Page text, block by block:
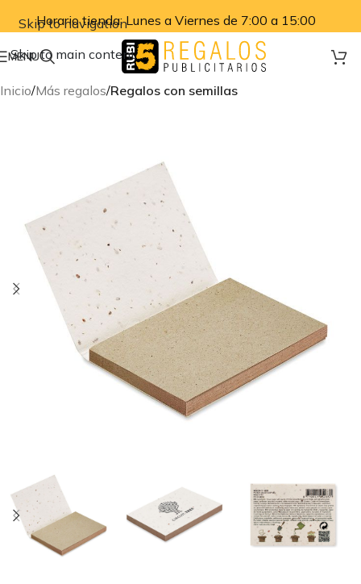
Skip to navigation
Skip to main content
Horario tienda: Lunes a Viernes de 7:00 a 15:00
MENU
Inicio Más regalos Regalos con semillas